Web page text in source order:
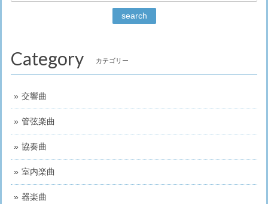
search
Category カテゴリー
交響曲
管弦楽曲
協奏曲
室内楽曲
器楽曲